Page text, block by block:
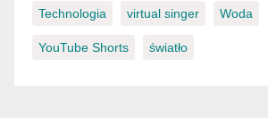
Technologia virtual singer Woda
YouTube Shorts światło